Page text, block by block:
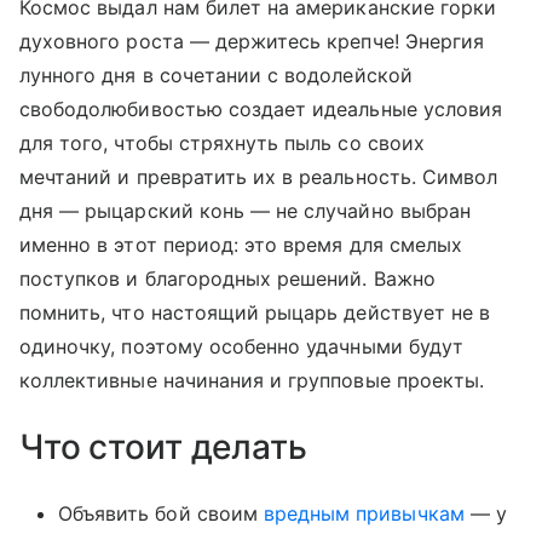
Космос выдал нам билет на американские горки
духовного роста — держитесь крепче! Энергия
лунного дня в сочетании с водолейской
свободолюбивостью создает идеальные условия
для того, чтобы стряхнуть пыль со своих
мечтаний и превратить их в реальность. Символ
дня — рыцарский конь — не случайно выбран
именно в этот период: это время для смелых
поступков и благородных решений. Важно
помнить, что настоящий рыцарь действует не в
одиночку, поэтому особенно удачными будут
коллективные начинания и групповые проекты.
Что стоит делать
Объявить бой своим вредным привычкам — у